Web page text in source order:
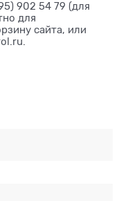
902 54 79 (для
для
сайта, или